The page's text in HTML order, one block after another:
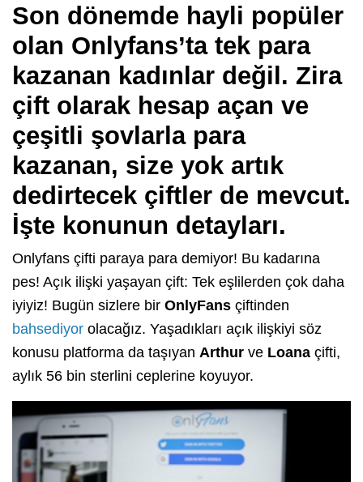
Son dönemde hayli popüler
olan Onlyfans’ta tek para
kazanan kadınlar değil. Zira
çift olarak hesap açan ve
çeşitli şovlarla para
kazanan, size yok artık
dedirtecek çiftler de mevcut.
İşte konunun detayları.
Onlyfans çifti paraya para demiyor! Bu kadarına
pes! Açık ilişki yaşayan çift: Tek eşlilerden çok daha
iyiyiz! Bugün sizlere bir OnlyFans çiftinden
bahsediyor olacağız. Yaşadıkları açık ilişkiyi söz
konusu platforma da taşıyan Arthur ve Loana çifti,
aylık 56 bin sterlini ceplerine koyuyor.